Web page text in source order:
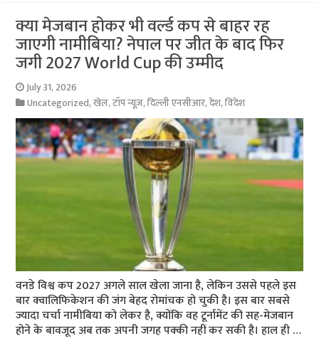
क्या मेजबान होकर भी वर्ल्ड कप से बाहर रह
जाएगी नामीबिया? नेपाल पर जीत के बाद फिर
जगी 2027 World Cup की उम्मीद
July 31, 2026
Uncategorized,खेल,टॉप न्यूज़,दिल्ली एनसीआर,देश,विदेश
वनडे विश्व कप 2027 अगले साल खेला जाना है, लेकिन उससे पहले इस
बार क्वालिफिकेशन की जंग बेहद रोमांचक हो चुकी है। इस बार सबसे
ज्यादा चर्चा नामीबिया को लेकर है, क्योंकि वह टूर्नामेंट की सह-मेजबान
होने के बावजूद अब तक अपनी जगह पक्की नहीं कर सकी है। हाल ही …